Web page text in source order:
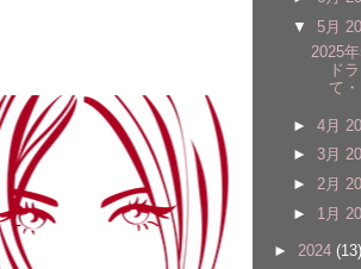
▼ 5月
2025
ド
て・
► 4月
► 3月
► 2月
► 1月
► 2024 (13)